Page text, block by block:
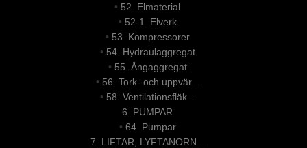
• 52. Elmaterial
• 52-1. Elverk
• 53. Kompressorer
• 54. Hydraulaggregat
• 55. Ångaggregat
• 56. Tork- och uppvär...
• 58. Ventilationsfläk...
6. PUMPAR
• 64. Pumpar
7. LIFTAR, LYFTANORN...